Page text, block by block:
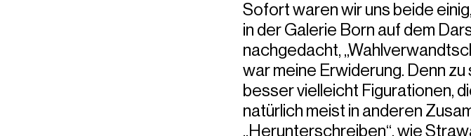
Sofort waren wir uns beide
in der Galerie Born auf dem
nachgedacht,
war meine Erwiderung. Denn
besser vielleicht Figurationen,
natürlich meist in anderen
„Herunterschreiben“, wie